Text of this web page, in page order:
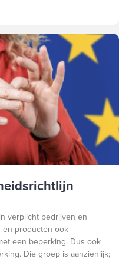
verplicht bedrijven en
en producten ook
een beperking. Dus ook
Die groep is aanzienlijk;